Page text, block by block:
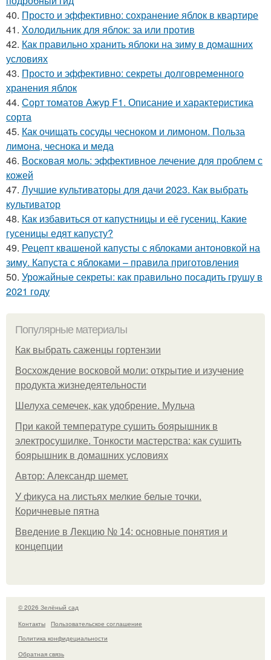
40. Просто и эффективно: сохранение яблок в квартире
41. Холодильник для яблок: за или против
42. Как правильно хранить яблоки на зиму в домашних
условиях
43. Просто и эффективно: секреты долговременного
хранения яблок
44. Сорт томатов Ажур F1. Описание и характеристика
сорта
45. Как очищать сосуды чесноком и лимоном. Польза
лимона, чеснока и меда
46. Восковая моль: эффективное лечение для проблем с
кожей
47. Лучшие культиваторы для дачи 2023. Как выбрать
культиватор
48. Как избавиться от капустницы и её гусениц. Какие
гусеницы едят капусту?
49. Рецепт квашеной капусты с яблоками антоновкой на
зиму. Капуста с яблоками – правила приготовления
50. Урожайные секреты: как правильно посадить грушу в
2021 году
Популярные материалы
Как выбрать саженцы гортензии
Восхождение восковой моли: открытие и изучение
продукта жизнедеятельности
Шелуха семечек, как удобрение. Мульча
При какой температуре сушить боярышник в
электросушилке. Тонкости мастерства: как сушить
боярышник в домашних условиях
Автор: Александр шемет.
У фикуса на листьях мелкие белые точки.
Коричневые пятна
Введение в Лекцию № 14: основные понятия и
концепции
© 2026 Зелёный сад
Контакты
Пользовательское соглашение
Политика конфидециальности
Обратная связь